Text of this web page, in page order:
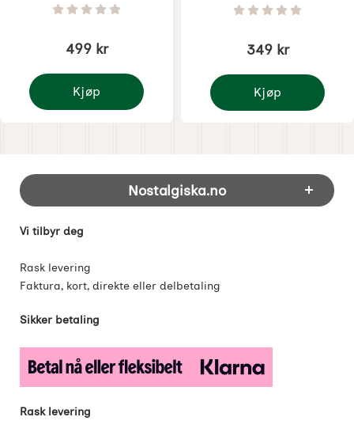
Varenummer 7369Vurdering: 0 Stjerne av 5
499 kr
Kjøp
Disney Jul - Askepotts hjelpere
Varenummer 7371Vurdering: 0
349 kr
Kjøp
Disney Jul -
Footer-innhold Blandet informasjon og
Nostalgiska.no
Vi tilbyr deg
Rask levering
Faktura, kort, direkte eller delbetaling
Sikker betaling
Rask levering